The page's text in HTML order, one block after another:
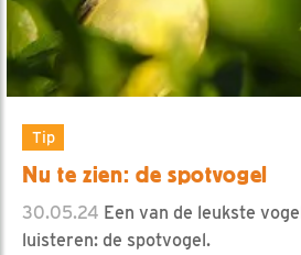
Tip
Nu te zien: de spotvogel
30.05.24 Een van de leukste
luisteren: de spotvogel.